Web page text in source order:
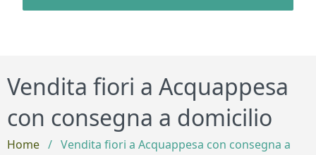
Vendita fiori a Acquappesa
con consegna a domicilio
Home / Vendita fiori a Acquappesa con consegna a